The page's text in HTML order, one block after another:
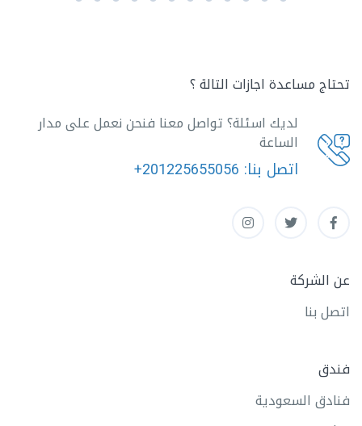
تحتاج مساعدة اجازات التالة ؟
لديك اسئلة؟ تواصل معنا فنحن نعمل على مدار
الساعة
اتصل بنا: +201225655056
عن الشركة
اتصل بنا
فندق
فنادق السعودية